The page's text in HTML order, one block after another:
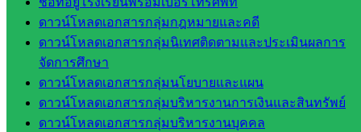
ดาวน์โหลดเอกสารกลุ่มกฎหมายและคดี
ดาวน์โหลดเอกสารกลุ่มนิเทศติดตามและประเมินผลการ
จัดการศึกษา
ดาวน์โหลดเอกสารกลุ่มนโยบายและแผน
ดาวน์โหลดเอกสารกลุ่มบริหารงานการเงินและสินทรัพย์
ดาวน์โหลดเอกสารกลุ่มบริหารงานบุคคล
ดี เพ็งศรี
โคตร
เว็บไซต์
คณะ
กรรมการ
ก.ต.ป.น.